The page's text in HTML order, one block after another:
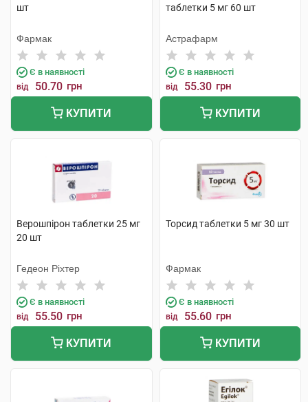
шт
Фармак
Є в наявності
від 50.70 грн
КУПИТИ
таблетки 5 мг 60 шт
Астрафарм
Є в наявності
від 55.30 грн
КУПИТИ
Верошпірон таблетки 25 мг
20 шт
Гедеон Ріхтер
Є в наявності
від 55.50 грн
КУПИТИ
Торсид таблетки 5 мг 30 шт
Фармак
Є в наявності
від 55.60 грн
КУПИТИ